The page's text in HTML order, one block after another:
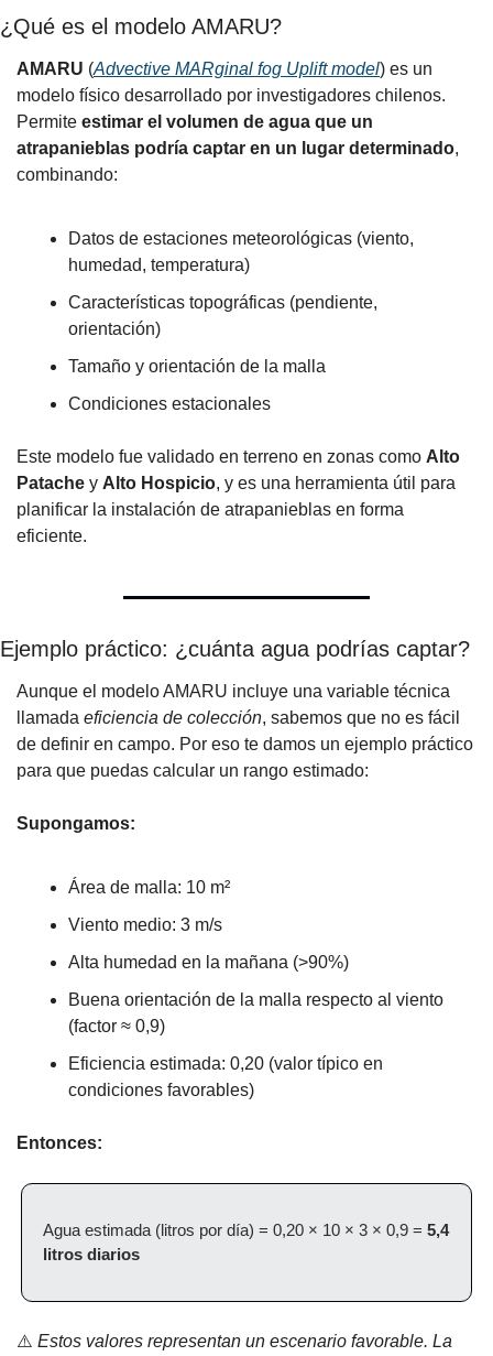
¿Qué es el modelo AMARU?
AMARU (Advective MARginal fog Uplift model) es un
modelo físico desarrollado por investigadores chilenos.
Permite estimar el volumen de agua que un
atrapanieblas podría captar en un lugar determinado,
combinando:
Datos de estaciones meteorológicas (viento,
humedad, temperatura)
Características topográficas (pendiente,
orientación)
Tamaño y orientación de la malla
Condiciones estacionales
Este modelo fue validado en terreno en zonas como Alto
Patache y Alto Hospicio, y es una herramienta útil para
planificar la instalación de atrapanieblas en forma
eficiente.
Ejemplo práctico: ¿cuánta agua podrías captar?
Aunque el modelo AMARU incluye una variable técnica
llamada eficiencia de colección, sabemos que no es fácil
de definir en campo. Por eso te damos un ejemplo práctico
para que puedas calcular un rango estimado:
Supongamos:
Área de malla: 10 m²
Viento medio: 3 m/s
Alta humedad en la mañana (>90%)
Buena orientación de la malla respecto al viento
(factor ≈ 0,9)
Eficiencia estimada: 0,20 (valor típico en
condiciones favorables)
Entonces:
Agua estimada (litros por día) = 0,20 × 10 × 3 × 0,9 = 5,4
litros diarios
⚠️ Estos valores representan un escenario favorable. La